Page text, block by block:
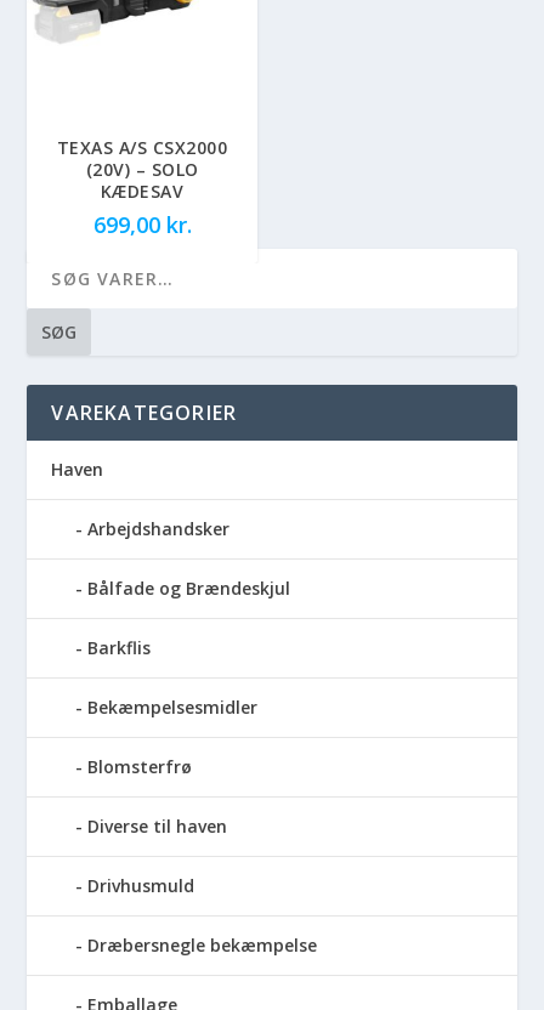
TEXAS A/S CSX2000
(20V) – SOLO
KÆDESAV
699,00 kr.
SØG
VAREKATEGORIER
Haven
Arbejdshandsker
Bålfade og Brændeskjul
Barkflis
Bekæmpelsesmidler
Blomsterfrø
Diverse til haven
Drivhusmuld
Dræbersnegle bekæmpelse
Emballage